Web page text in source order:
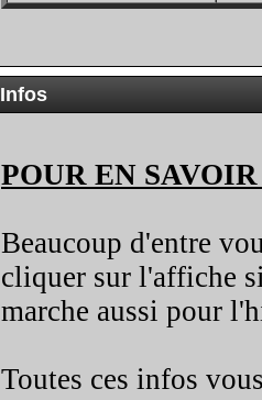
Infos
POUR EN
Beaucoup d'entre
cliquer sur l'affiche
marche aussi pour
Toutes ces infos